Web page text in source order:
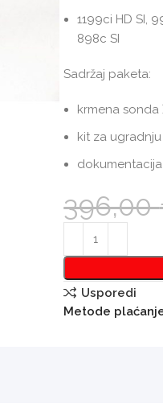
1199ci HD SI,
898c SI
Sadržaj paketa:
krmena sonda
kit za ugradnju
dokumentacija
396,00
Usporedi
Metode